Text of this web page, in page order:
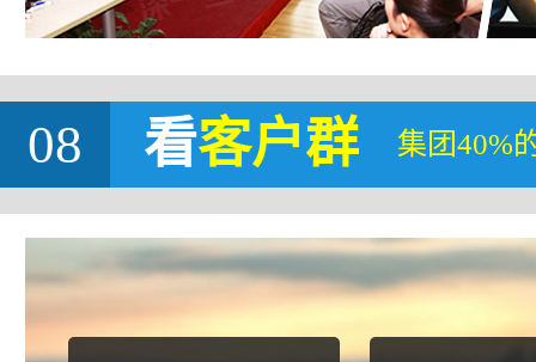
08 看客户群 集团40%